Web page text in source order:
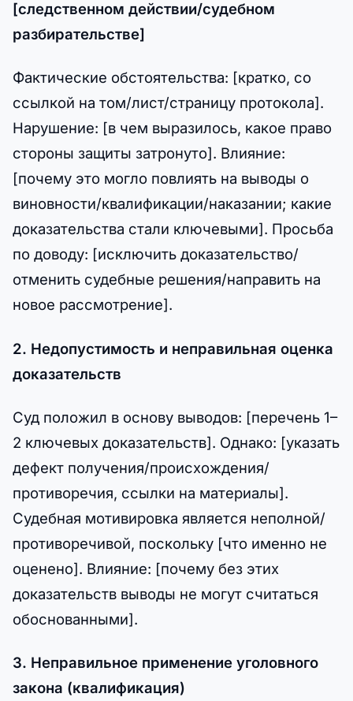
[следственном действии/судебном
разбирательстве]
Фактические обстоятельства: [кратко, со
ссылкой на том/лист/страницу протокола].
Нарушение: [в чем выразилось, какое право
стороны защиты затронуто]. Влияние:
[почему это могло повлиять на выводы о
виновности/квалификации/наказании; какие
доказательства стали ключевыми]. Просьба
по доводу: [исключить доказательство/
отменить судебные решения/направить на
новое рассмотрение].
2. Недопустимость и неправильная оценка
доказательств
Суд положил в основу выводов: [перечень 1–
2 ключевых доказательств]. Однако: [указать
дефект получения/происхождения/
противоречия, ссылки на материалы].
Судебная мотивировка является неполной/
противоречивой, поскольку [что именно не
оценено]. Влияние: [почему без этих
доказательств выводы не могут считаться
обоснованными].
3. Неправильное применение уголовного
закона (квалификация)